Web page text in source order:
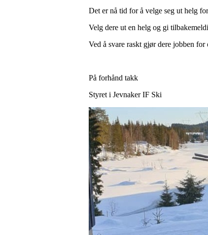
Det er nå tid for å velge seg ut helg
Velg dere ut en helg og gi
Ved å svare raskt gjør dere jobben
På forhånd takk
Styret i Jevnaker IF Ski